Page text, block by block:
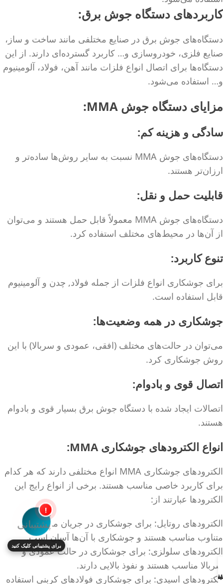
کاربردهای دستگاه جوش برق:
دستگاه‌های جوش برق در صنایع مختلفی مانند ساخت و ساز،
صنایع فلزی، خودروسازی و… کاربرد گسترده‌ای دارند. از این
دستگاه‌ها برای اتصال انواع فلزات مانند آهن، فولاد، آلومینیوم
و… استفاده می‌شود.
مزایای دستگاه جوش MMA:
سادگی و هزینه کم:
دستگاه‌های جوش MMA نسبت به سایر روش‌ها ساده‌تر و
ارزان‌تر هستند.
قابلیت حمل و نقل:
دستگاه‌های جوش MMA معمولاً قابل حمل هستند و می‌توان
از آن‌ها در محیط‌های مختلف استفاده کرد.
تنوع کاربرد:
برای جوشکاری انواع فلزات از جمله فولاد, چدن و آلومینیوم
قابل استفاده است.
جوشکاری در همه وضعیت‌ها:
می‌توان در حالت‌های مختلف (افقی، عمودی و سربالا) با این
روش جوشکاری کرد.
اتصال قوی و بادوام:
اتصالات ایجاد شده با دستگاه جوش برق بسیار قوی و بادوام
هستند.
انواع الکترودهای جوشکاری MMA:
الکترودهای جوشکاری MMA انواع مختلفی دارند که هر کدام
برای کاربرد خاصی مناسب هستند. برخی از انواع رایج این
الکترودها عبارتند از:
الکترودهای روتایل: برای جوشکاری در جریان مستقیم و
متناوب مناسب هستند و جوشکاری با آن‌ها آسان است.
الکترودهای سلولزی: برای جوشکاری در حالت عمودی و
سربالا مناسب هستند و نفوذ بالایی دارند.
الکترودهای اسیدی: برای جوشکاری فولادهای کربنی استفاده
!
برای پشتیبانی کلیک کنید
جوش